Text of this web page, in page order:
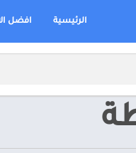
الرئيسية افضل